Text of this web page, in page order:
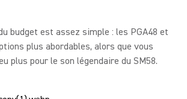
budget est assez simple : les PGA48 et
plus abordables, alors que vous
plus pour le son légendaire du SM58.